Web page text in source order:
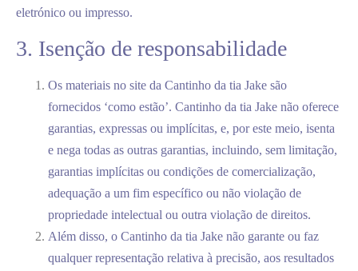
eletrónico ou impresso.
3. Isenção de responsabilidade
Os materiais no site da Cantinho da tia Jake são
fornecidos ‘como estão’. Cantinho da tia Jake não oferece
garantias, expressas ou implícitas, e, por este meio, isenta
e nega todas as outras garantias, incluindo, sem limitação,
garantias implícitas ou condições de comercialização,
adequação a um fim específico ou não violação de
propriedade intelectual ou outra violação de direitos.
Além disso, o Cantinho da tia Jake não garante ou faz
qualquer representação relativa à precisão, aos resultados